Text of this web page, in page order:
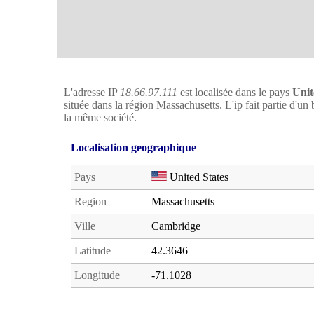
L'adresse IP 18.66.97.111 est localisée dans le pays
située dans la région Massachusetts. L'ip fait partie
la même société.
Localisation geographique
Pays United States
Region Massachusetts
Ville Cambridge
Latitude 42.3646
Longitude -71.1028